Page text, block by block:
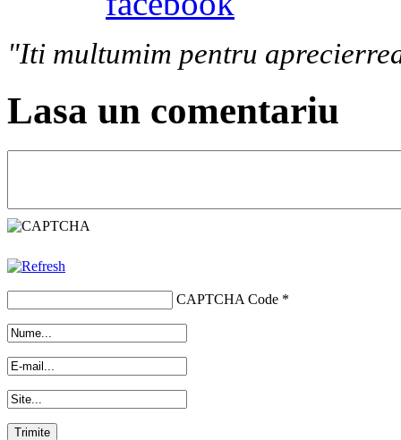
"Iti multumim pentru
Lasa un comentariu
CAPTCHA Code *